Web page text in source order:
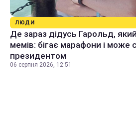
ЛЮДИ
Де зараз дідусь Гарольд,
мемів: бігає марафони і може
президентом
06 серпня 2026, 12:51